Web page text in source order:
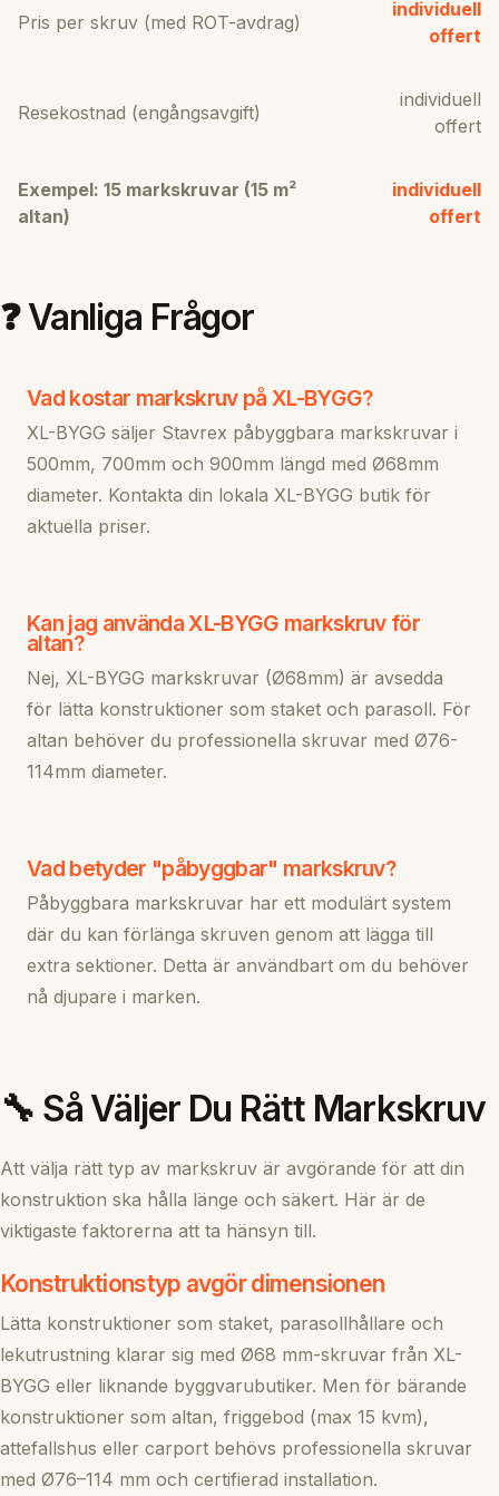
Pris per skruv (med ROT-avdrag)
individuell
offert
Resekostnad (engångsavgift)
individuell
offert
Exempel: 15 markskruvar (15 m²
altan)
individuell
offert
❓ Vanliga Frågor
Vad kostar markskruv på XL-BYGG?
XL-BYGG säljer Stavrex påbyggbara markskruvar i
500mm, 700mm och 900mm längd med Ø68mm
diameter. Kontakta din lokala XL-BYGG butik för
aktuella priser.
Kan jag använda XL-BYGG markskruv för
altan?
Nej, XL-BYGG markskruvar (Ø68mm) är avsedda
för lätta konstruktioner som staket och parasoll. För
altan behöver du professionella skruvar med Ø76-
114mm diameter.
Vad betyder "påbyggbar" markskruv?
Påbyggbara markskruvar har ett modulärt system
där du kan förlänga skruven genom att lägga till
extra sektioner. Detta är användbart om du behöver
nå djupare i marken.
🔧 Så Väljer Du Rätt Markskruv
Att välja rätt typ av markskruv är avgörande för att din
konstruktion ska hålla länge och säkert. Här är de
viktigaste faktorerna att ta hänsyn till.
Konstruktionstyp avgör dimensionen
Lätta konstruktioner som staket, parasollhållare och
lekutrustning klarar sig med Ø68 mm-skruvar från XL-
BYGG eller liknande byggvarubutiker. Men för bärande
konstruktioner som altan, friggebod (max 15 kvm),
attefallshus eller carport behövs professionella skruvar
med Ø76–114 mm och certifierad installation.